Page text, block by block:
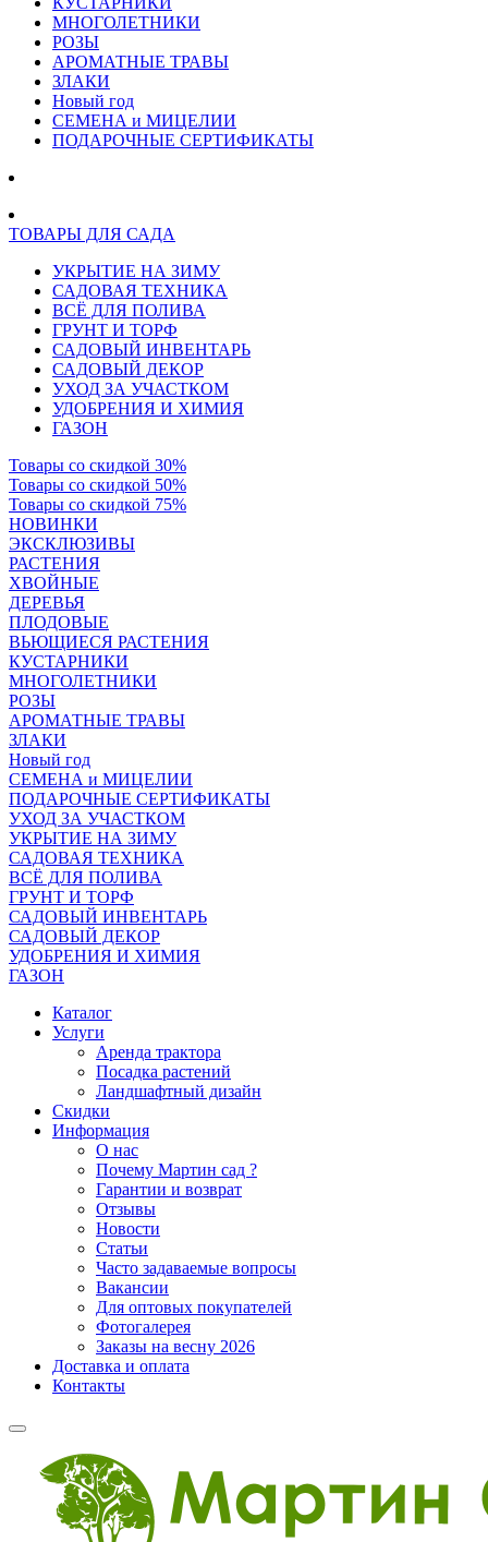
МНОГОЛЕТНИКИ
РОЗЫ
АРОМАТНЫЕ ТРАВЫ
ЗЛАКИ
Новый год
СЕМЕНА и МИЦЕЛИИ
ПОДАРОЧНЫЕ СЕРТИФИКАТЫ
ТОВАРЫ ДЛЯ САДА
УКРЫТИЕ НА ЗИМУ
САДОВАЯ ТЕХНИКА
ВСЁ ДЛЯ ПОЛИВА
ГРУНТ И ТОРФ
САДОВЫЙ ИНВЕНТАРЬ
САДОВЫЙ ДЕКОР
УХОД ЗА УЧАСТКОМ
УДОБРЕНИЯ И ХИМИЯ
ГАЗОН
Товары со скидкой 30%
Товары со скидкой 50%
Товары со скидкой 75%
НОВИНКИ
ЭКСКЛЮЗИВЫ
РАСТЕНИЯ
ХВОЙНЫЕ
ДЕРЕВЬЯ
ПЛОДОВЫЕ
ВЬЮЩИЕСЯ РАСТЕНИЯ
КУСТАРНИКИ
МНОГОЛЕТНИКИ
РОЗЫ
АРОМАТНЫЕ ТРАВЫ
ЗЛАКИ
Новый год
СЕМЕНА и МИЦЕЛИИ
ПОДАРОЧНЫЕ СЕРТИФИКАТЫ
УХОД ЗА УЧАСТКОМ
УКРЫТИЕ НА ЗИМУ
САДОВАЯ ТЕХНИКА
ВСЁ ДЛЯ ПОЛИВА
ГРУНТ И ТОРФ
САДОВЫЙ ИНВЕНТАРЬ
САДОВЫЙ ДЕКОР
УДОБРЕНИЯ И ХИМИЯ
ГАЗОН
Каталог
Услуги
Аренда трактора
Посадка растений
Ландшафтный дизайн
Скидки
Информация
О нас
Почему Мартин сад ?
Гарантии и возврат
Отзывы
Новости
Статьи
Часто задаваемые вопросы
Вакансии
Для оптовых покупателей
Фотогалерея
Заказы на весну 2026
Доставка и оплата
Контакты